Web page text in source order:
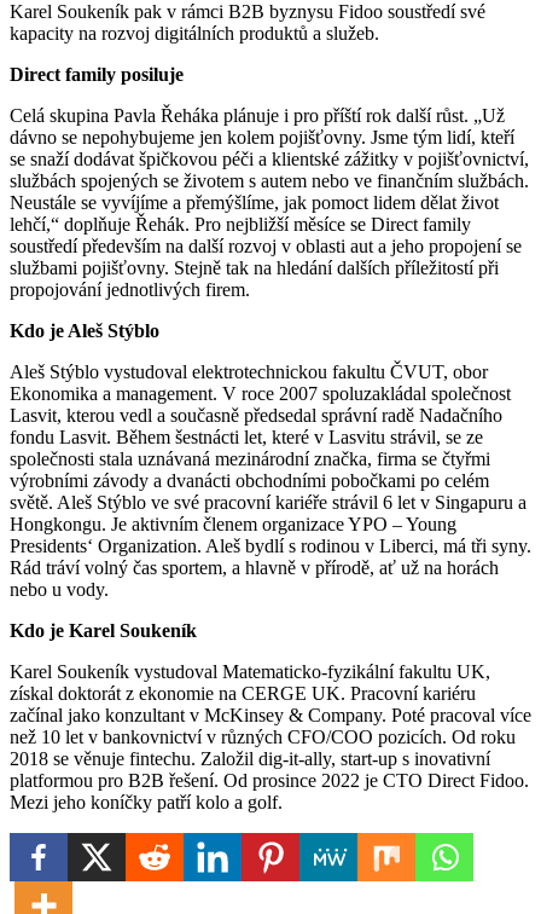
Karel Soukeník pak v rámci B2B byznysu Fidoo soustředí své
kapacity na rozvoj digitálních produktů a služeb.
Direct family posiluje
Celá skupina Pavla Řeháka plánuje i pro příští rok další růst. „Už
dávno se nepohybujeme jen kolem pojišťovny. Jsme tým lidí, kteří
se snaží dodávat špičkovou péči a klientské zážitky v pojišťovnictví,
službách spojených se životem s autem nebo ve finančním službách.
Neustále se vyvíjíme a přemýšlíme, jak pomoct lidem dělat život
lehčí,“ doplňuje Řehák. Pro nejbližší měsíce se Direct family
soustředí především na další rozvoj v oblasti aut a jeho propojení se
službami pojišťovny. Stejně tak na hledání dalších příležitostí při
propojování jednotlivých firem.
Kdo je Aleš Stýblo
Aleš Stýblo vystudoval elektrotechnickou fakultu ČVUT, obor
Ekonomika a management. V roce 2007 spoluzakládal společnost
Lasvit, kterou vedl a současně předsedal správní radě Nadačního
fondu Lasvit. Během šestnácti let, které v Lasvitu strávil, se ze
společnosti stala uznávaná mezinárodní značka, firma se čtyřmi
výrobními závody a dvanácti obchodními pobočkami po celém
světě. Aleš Stýblo ve své pracovní kariéře strávil 6 let v Singapuru a
Hongkongu. Je aktivním členem organizace YPO – Young
Presidents‘ Organization. Aleš bydlí s rodinou v Liberci, má tři syny.
Rád tráví volný čas sportem, a hlavně v přírodě, ať už na horách
nebo u vody.
Kdo je Karel Soukeník
Karel Soukeník vystudoval Matematicko-fyzikální fakultu UK,
získal doktorát z ekonomie na CERGE UK. Pracovní kariéru
začínal jako konzultant v McKinsey & Company. Poté pracoval více
než 10 let v bankovnictví v různých CFO/COO pozicích. Od roku
2018 se věnuje fintechu. Založil dig-it-ally, start-up s inovativní
platformou pro B2B řešení. Od prosince 2022 je CTO Direct Fidoo.
Mezi jeho koníčky patří kolo a golf.